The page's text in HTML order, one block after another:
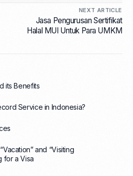
NEXT ARTICLE
Jasa Pengurusan Sertifikat
Halal MUI Untuk Para UMKM
its Benefits
Service in Indonesia?
and “Visiting
for a Visa